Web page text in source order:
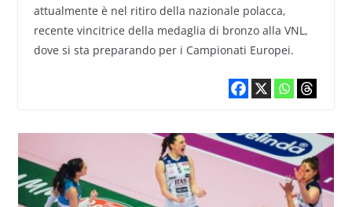
attualmente è nel ritiro della nazionale polacca,
recente vincitrice della medaglia di bronzo alla VNL,
dove si sta preparando per i Campionati Europei.